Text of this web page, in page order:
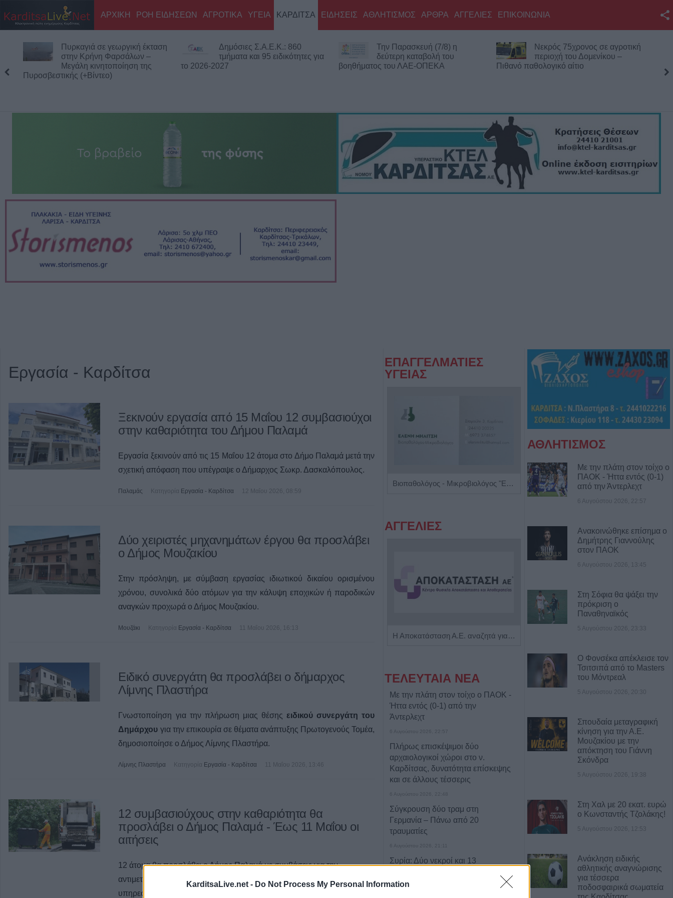
KarditsaLive.net - Do Not Process My Personal Information
Twitter
RSS
Επικοινωνία με το
KarditsaLive.Net
ΑΡΧΙΚΗ ΡΟΗ ΕΙΔΗΣΕΩΝ ΑΓΡΟΤΙΚΑ ΥΓΕΙΑ ΚΑΡΔΙΤΣΑ ΕΙΔΗΣΕΙΣ ΑΘΛΗΤΙΣΜΟΣ ΑΡΘΡΑ ΑΓΓΕΛΙΕΣ ΕΠΙΚΟΙΝΩΝΙΑ
Πυρκαγιά σε γεωργική έκταση
στην Κρήνη Φαρσάλων –
Μεγάλη κινητοποίηση της
Πυροσβεστικής (+Βίντεο)
Δημόσιες Σ.Α.Ε.Κ.: 860
τμήματα και 95 ειδικότητες για
το 2026-2027
Την Παρασκευή (7/8) η
δεύτερη καταβολή του
βοηθήματος του ΛΑΕ-ΟΠΕΚΑ
Νεκρός 75χρονος σε αγροτική
περιοχή του Δομενίκου –
Πιθανό παθολογικό αίτιο
Εργασία - Καρδίτσα
Ξεκινούν εργασία από 15 Μαΐου 12 συμβασιούχοι
στην καθαριότητα του Δήμου Παλαμά
Εργασία ξεκινούν από τις 15 Μαΐου 12 άτομα στο Δήμο Παλαμά μετά την
σχετική απόφαση που υπέγραψε ο Δήμαρχος Σωκρ. Δασκαλόπουλος.
Παλαμάς Κατηγορία Εργασία - Καρδίτσα 12 Μαΐου 2026, 08:59
Δύο χειριστές μηχανημάτων έργου θα προσλάβει
ο Δήμος Μουζακίου
Στην πρόσληψη, με σύμβαση εργασίας ιδιωτικού δικαίου ορισμένου
χρόνου, συνολικά δύο ατόμων για την κάλυψη εποχικών ή παροδικών
αναγκών προχωρά ο Δήμος Μουζακίου.
Μουζάκι Κατηγορία Εργασία - Καρδίτσα 11 Μαΐου 2026, 16:13
Ειδικό συνεργάτη θα προσλάβει ο δήμαρχος
Λίμνης Πλαστήρα
Γνωστοποίηση για την πλήρωση μιας θέσης ειδικού συνεργάτη του
Δημάρχου για την επικουρία σε θέματα ανάπτυξης Πρωτογενούς Τομέα,
δημοσιοποίησε ο Δήμος Λίμνης Πλαστήρα.
Λίμνης Πλαστήρα Κατηγορία Εργασία - Καρδίτσα 11 Μαΐου 2026, 13:46
12 συμβασιούχους στην καθαριότητα θα
προσλάβει ο Δήμος Παλαμά - Έως 11 Μαΐου οι
αιτήσεις
12 άτομα θα προσλάβει ο Δήμος Παλαμά με συμβάσεις για την
αντιμετώπιση πρόσκαιρων και εποχικών αναγκών στην
υπηρεσία καθαριότητας έτους 2026.
ΕΠΑΓΓΕΛΜΑΤΙΕΣ
ΥΓΕΙΑΣ
Βιοπαθολόγος - Μικροβιολόγος "Ελένη Μηλίτση" Κέντρο Λογοθεραπείας 'Τέχνη Λόγου & Μάθησης'
ΑΓΓΕΛΙΕΣ
Η Αποκατάσταση Α.Ε. αναζητά για εργασία Νοσηλευτές και Βοηθούς Νοσηλευτές
ΤΕΛΕΥΤΑΙΑ ΝΕΑ
Με την πλάτη στον τοίχο ο ΠΑΟΚ -
Ήττα εντός (0-1) από την
Άντερλεχτ
6 Αυγούστου 2026, 22:57
Πλήρως επισκέψιμοι δύο
αρχαιολογικοί χώροι στο ν.
Καρδίτσας, δυνατότητα επίσκεψης
και σε άλλους τέσσερις
6 Αυγούστου 2026, 22:48
Σύγκρουση δύο τραμ στη
Γερμανία – Πάνω από 20
τραυματίες
6 Αυγούστου 2026, 21:11
Συρία: Δύο νεκροί και 13
λεωφορείο
ΑΘΛΗΤΙΣΜΟΣ
Με την πλάτη στον τοίχο ο
ΠΑΟΚ - Ήττα εντός (0-1)
από την Άντερλεχτ
6 Αυγούστου 2026, 22:57
Ανακοινώθηκε επίσημα ο
Δημήτρης Γιαννούλης
στον ΠΑΟΚ
6 Αυγούστου 2026, 13:45
Στη Σόφια θα ψάξει την
πρόκριση ο
Παναθηναϊκός
5 Αυγούστου 2026, 23:33
Ο Φονσέκα απέκλεισε τον
Τσιτσιπά από το Masters
του Μόντρεαλ
5 Αυγούστου 2026, 20:30
Σπουδαία μεταγραφική
κίνηση για την Α.Ε.
Μουζακίου με την
απόκτηση του Γιάννη
Σκόνδρα
5 Αυγούστου 2026, 19:38
Στη Χαλ με 20 εκατ. ευρώ
ο Κωνσταντής Τζολάκης!
5 Αυγούστου 2026, 12:53
Ανάκληση ειδικής
αθλητικής αναγνώρισης
για τέσσερα
ποδοσφαιρικά σωματεία